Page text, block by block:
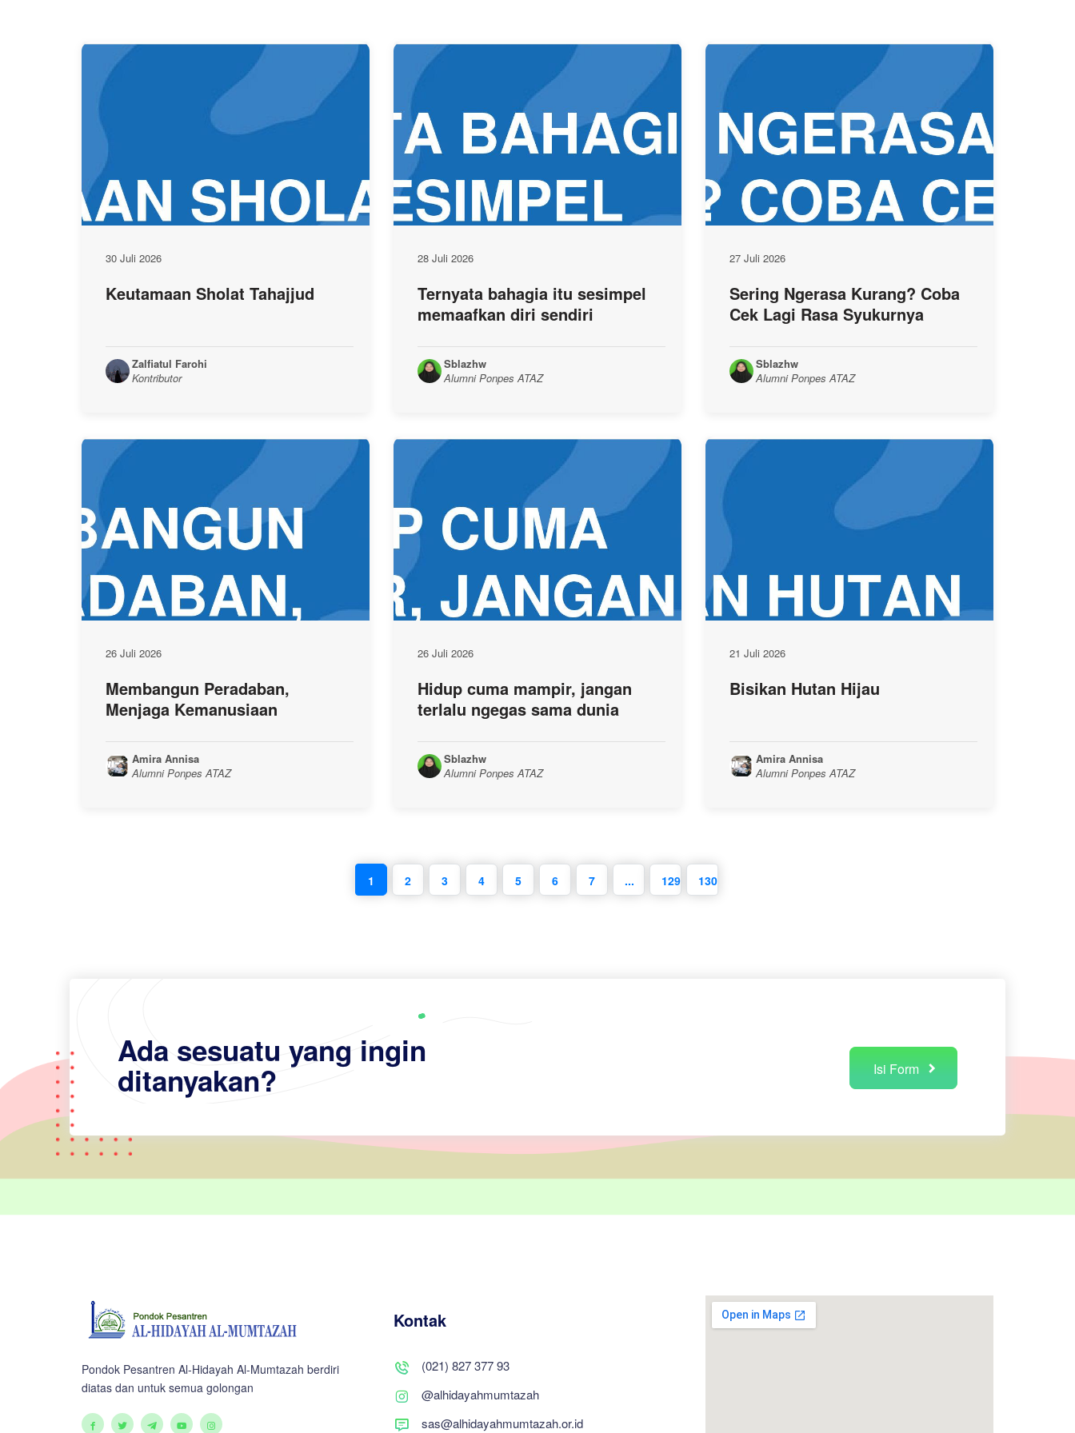
30 Juli 2026
Keutamaan Sholat Tahajjud
Zalfiatul Farohi
Kontributor
28 Juli 2026
Ternyata bahagia itu sesimpel
memaafkan diri sendiri
Sblazhw
Alumni Ponpes ATAZ
27 Juli 2026
Sering Ngerasa Kurang? Coba
Cek Lagi Rasa Syukurnya
Sblazhw
Alumni Ponpes ATAZ
26 Juli 2026
Membangun Peradaban,
Menjaga Kemanusiaan
Amira Annisa
Alumni Ponpes ATAZ
26 Juli 2026
Hidup cuma mampir, jangan
terlalu ngegas sama dunia
Sblazhw
Alumni Ponpes ATAZ
21 Juli 2026
Bisikan Hutan Hijau
Amira Annisa
Alumni Ponpes ATAZ
1 2 3 4 5 6 7 ... 129 130
Ada sesuatu yang ingin
ditanyakan? Isi Form
Pondok Pesantren Al-Hidayah Al-Mumtazah berdiri
diatas dan untuk semua golongan
Kontak
(021) 827 377 93
@alhidayahmumtazah
sas@alhidayahmumtazah.or.id